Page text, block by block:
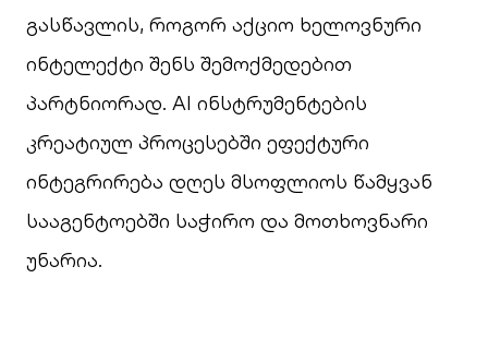
გასწავლის, როგორ აქციო ხელოვნური
ინტელექტი შენს შემოქმედებით
პარტნიორად. AI ინსტრუმენტების
კრეატიულ პროცესებში ეფექტური
ინტეგრირება დღეს მსოფლიოს წამყვან
სააგენტოებში საჭირო და მოთხოვნარი
უნარია.